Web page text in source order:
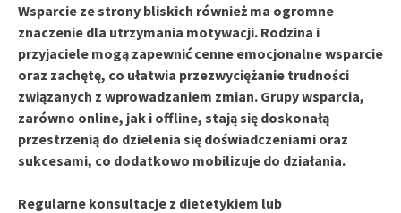
Wsparcie ze strony bliskich również ma ogromne
znaczenie dla utrzymania motywacji. Rodzina i
przyjaciele mogą zapewnić cenne emocjonalne wsparcie
oraz zachętę, co ułatwia przezwyciężanie trudności
związanych z wprowadzaniem zmian. Grupy wsparcia,
zarówno online, jak i offline, stają się doskonałą
przestrzenią do dzielenia się doświadczeniami oraz
sukcesami, co dodatkowo mobilizuje do działania.
Regularne konsultacje z dietetykiem lub